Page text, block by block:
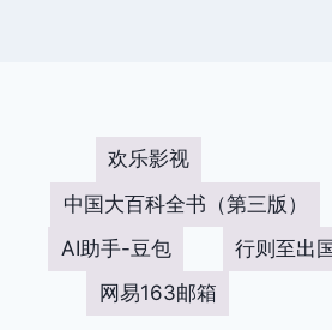
欢乐影视
中国大百科全书（第三版）
AI助手-豆包
行则至出
网易163邮箱